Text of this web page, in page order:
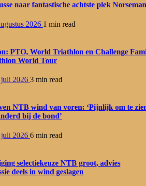
naar fantastische achtste plek Norseman
2026 1 min read
PTO, World Triathlon en Challenge
World Tour
juli 2026 3 min read
NTB wind van voren: ‘Pijnlijk om te
bij de bond’
juli 2026 6 min read
selectiekeuze NTB groot, advies
deels in wind geslagen